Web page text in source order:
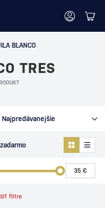
BLANCO
TRES
filtre